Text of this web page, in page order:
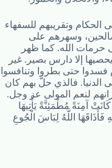
وتقريبهم للسفهاء
وسهرهم على
حرمات الله. كما ظهر
إلا دارس بصير. غير
حتى بطروا وتنافسوا
الدنيا. فالذي حلَّ بهم كان
لنعم المولى عز وجل.
آمِنَةً مُطْمَئِنَّةً يَأْتِيهَا
اللَّهُ لِبَاسَ الْجُوعِ